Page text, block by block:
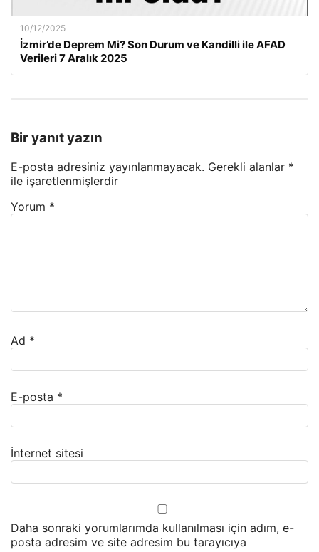
10/12/2025
İzmir’de Deprem Mi? Son Durum ve Kandilli ile AFAD
Verileri 7 Aralık 2025
Bir yanıt yazın
E-posta adresiniz yayınlanmayacak. Gerekli alanlar *
ile işaretlenmişlerdir
Yorum *
Ad *
E-posta *
İnternet sitesi
Daha sonraki yorumlarımda kullanılması için adım, e-
posta adresim ve site adresim bu tarayıcıya